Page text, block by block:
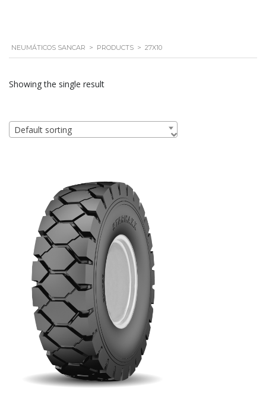
NEUMÁTICOS SANCAR > PRODUCTS > 27X10
Showing the single result
Default sorting